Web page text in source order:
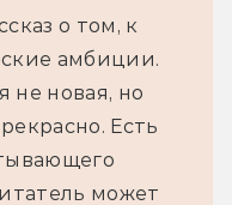
о том, к
амбиции.
не новая, но
Есть
может